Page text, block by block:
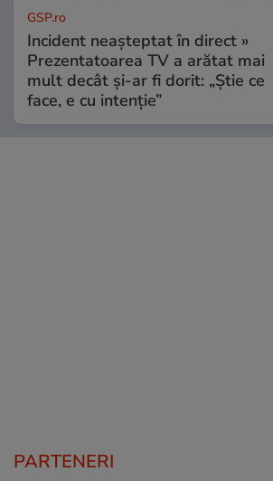
GSP.ro
Incident neașteptat în direct »
Prezentatoarea TV a arătat mai
mult decât și-ar fi dorit: „Știe ce
face, e cu intenție”
PARTENERI